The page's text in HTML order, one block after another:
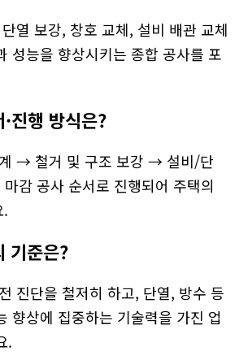
열 보강, 창호 교체, 설비 배관 교체
성능을 향상시키는 종합 공사를 포
진행 방식은?
→ 철거 및 구조 보강 → 설비/단
감 공사 순서로 진행되어 주택의
.
기준은?
진단을 철저히 하고, 단열, 방수 등
향상에 집중하는 기술력을 가진 업
.